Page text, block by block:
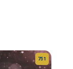
75 1